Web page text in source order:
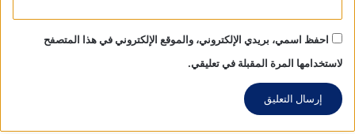
احفظ اسمي، بريدي الإلكتروني، والموقع الإلكتروني في هذا المتصفح
لاستخدامها المرة المقبلة في تعليقي.